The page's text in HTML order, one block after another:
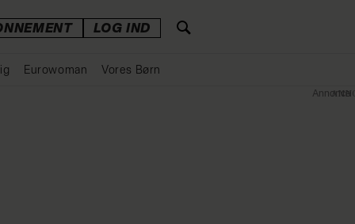
LOG IND
Eurowoman Vores Børn
Annonce